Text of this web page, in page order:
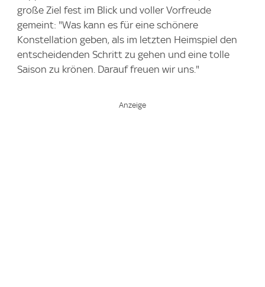
große Ziel fest im Blick und voller Vorfreude
gemeint: "Was kann es für eine schönere
Konstellation geben, als im letzten Heimspiel den
entscheidenden Schritt zu gehen und eine tolle
Saison zu krönen. Darauf freuen wir uns."